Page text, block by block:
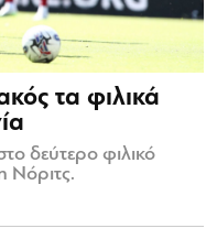
τα φιλικά
δεύτερο φιλικό
Νόριτς.